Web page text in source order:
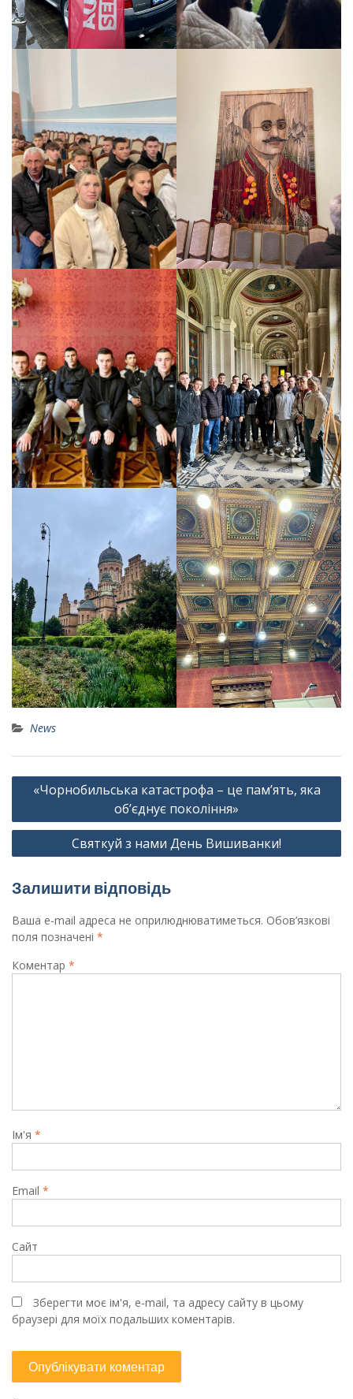
News
Навігація
записів
«Чорнобильська катастрофа – це пам’ять, яка
об’єднує покоління»
Святкуй з нами День Вишиванки!
Залишити відповідь
Ваша e-mail адреса не оприлюднюватиметься. Обов’язкові
поля позначені *
Коментар *
Ім'я *
Email *
Сайт
Зберегти моє ім'я, e-mail, та адресу сайту в цьому
браузері для моїх подальших коментарів.